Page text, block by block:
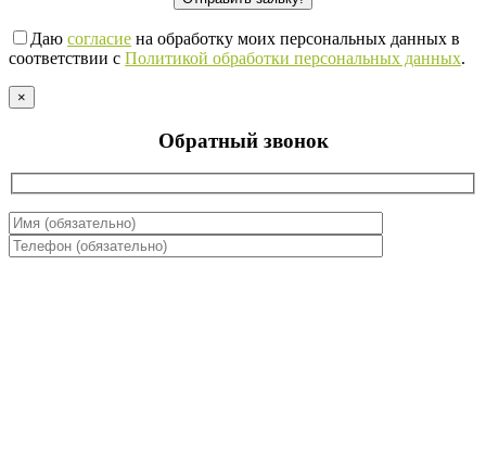
Даю согласие на обработку моих персональных данных в
соответствии с Политикой обработки персональных данных.
×
Обратный звонок